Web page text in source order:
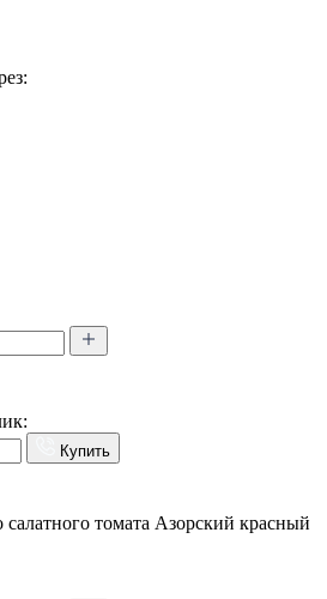
Купить
томата Азорский красный